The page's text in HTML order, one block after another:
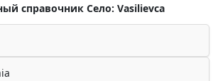
справочник Село: Vasilievca